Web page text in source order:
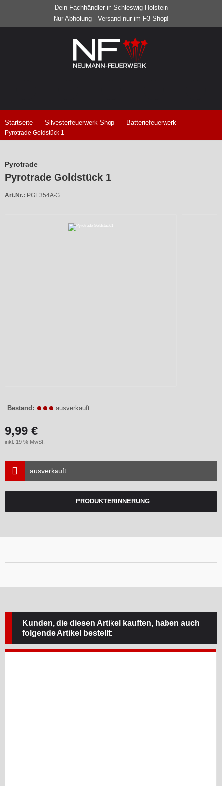
Dein Fachhändler in Schleswig-Holstein
Nur Abholung - Versand nur im F3-Shop!
Startseite Silvesterfeuerwerk Shop Batteriefeuerwerk
Pyrotrade Goldstück 1
Pyrotrade
Pyrotrade Goldstück 1
Art.Nr.: PGE354A-G
Bestand: ausverkauft
9,99 €
inkl. 19 % MwSt.
ausverkauft
PRODUKTERINNERUNG
Kunden, die diesen Artikel kauften, haben auch
folgende Artikel bestellt: